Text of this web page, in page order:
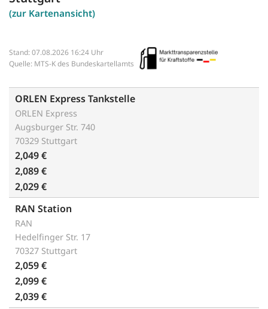
(zur Kartenansicht)
Stand: 07.08.2026 16:24 Uhr
Quelle: MTS-K des Bundeskartellamts
ORLEN Express Tankstelle
ORLEN Express
Augsburger Str. 740
70329 Stuttgart
2,049 €
2,089 €
2,029 €
RAN Station
RAN
Hedelfinger Str. 17
70327 Stuttgart
2,059 €
2,099 €
2,039 €